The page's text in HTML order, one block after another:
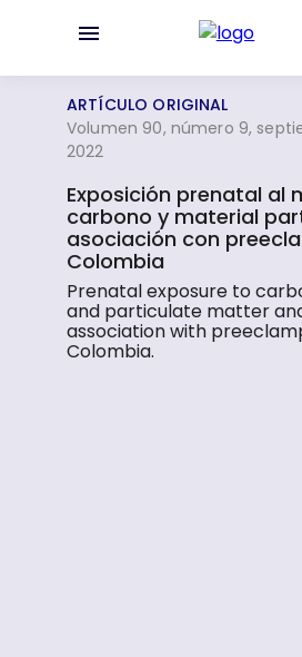
ARTÍCULO ORIGINAL
Volumen 90, número 9,
2022
Exposición prenatal al
carbono y material
asociación con
Colombia
Prenatal exposure to
and particulate matter
association with
Colombia.